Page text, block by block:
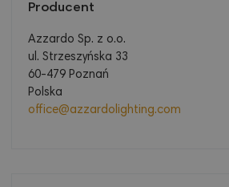
Producent
Azzardo Sp. z o.o.
ul. Strzeszyńska 33
60-479 Poznań
Polska
office@azzardolighting.com